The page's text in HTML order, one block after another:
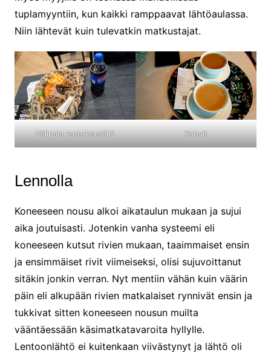
tuplamyyntiin, kun kaikki ramppaavat lähtöaulassa.
Niin lähtevät kuin tulevatkin matkustajat.
Välipala lentokentällä Kahvit
Lennolla
Koneeseen nousu alkoi aikataulun mukaan ja sujui
aika joutuisasti. Jotenkin vanha systeemi eli
koneeseen kutsut rivien mukaan, taaimmaiset ensin
ja ensimmäiset rivit viimeiseksi, olisi sujuvoittanut
sitäkin jonkin verran. Nyt mentiin vähän kuin väärin
päin eli alkupään rivien matkalaiset rynnivät ensin ja
tukkivat sitten koneeseen nousun muilta
vääntäessään käsimatkatavaroita hyllylle.
Lentoonlähtö ei kuitenkaan viivästynyt ja lähtö oli